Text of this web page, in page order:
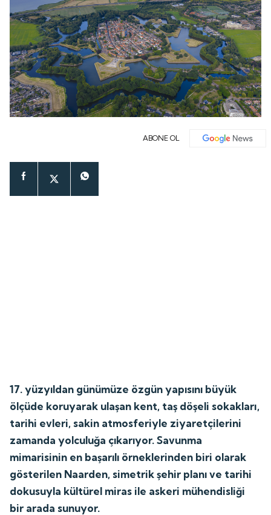
ABONE OL
17. yüzyıldan günümüze özgün yapısını büyük
ölçüde koruyarak ulaşan kent, taş döşeli sokakları,
tarihi evleri, sakin atmosferiyle ziyaretçilerini
zamanda yolculuğa çıkarıyor. Savunma
mimarisinin en başarılı örneklerinden biri olarak
gösterilen Naarden, simetrik şehir planı ve tarihi
dokusuyla kültürel miras ile askeri mühendisliği
bir arada sunuyor.